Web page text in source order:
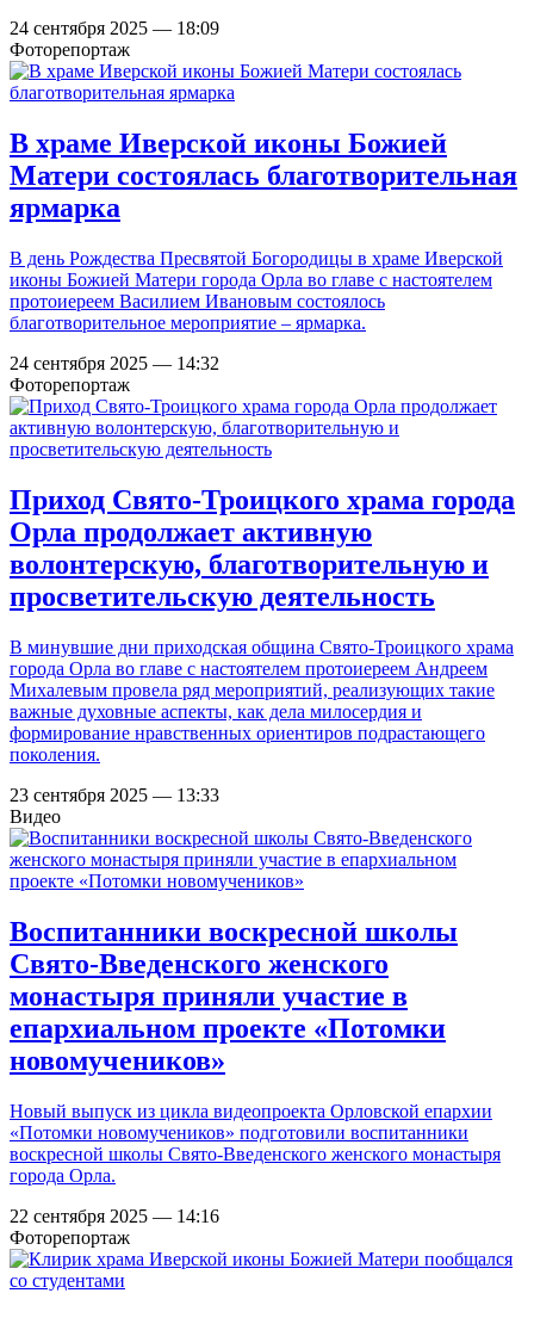
24 сентября 2025 — 18:09
Фоторепортаж
В храме Иверской иконы Божией
Матери состоялась благотворительная
ярмарка
В день Рождества Пресвятой Богородицы в храме Иверской
иконы Божией Матери города Орла во главе с настоятелем
протоиереем Василием Ивановым состоялось
благотворительное мероприятие – ярмарка.
24 сентября 2025 — 14:32
Фоторепортаж
Приход Свято-Троицкого храма города
Орла продолжает активную
волонтерскую, благотворительную и
просветительскую деятельность
В минувшие дни приходская община Свято-Троицкого храма
города Орла во главе с настоятелем протоиереем Андреем
Михалевым провела ряд мероприятий, реализующих такие
важные духовные аспекты, как дела милосердия и
формирование нравственных ориентиров подрастающего
поколения.
23 сентября 2025 — 13:33
Видео
Воспитанники воскресной школы
Свято-Введенского женского
монастыря приняли участие в
епархиальном проекте «Потомки
новомучеников»
Новый выпуск из цикла видеопроекта Орловской епархии
«Потомки новомучеников» подготовили воспитанники
воскресной школы Свято-Введенского женского монастыря
города Орла.
22 сентября 2025 — 14:16
Фоторепортаж